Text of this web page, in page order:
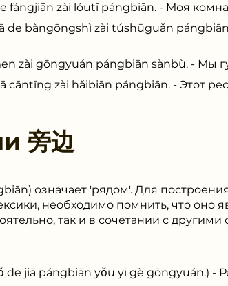
fángjiān zài lóutī pángbiān. - Моя
de bàngōngshì zài túshūguǎn
zài gōngyuán pángbiān sànbù. - Мы
cāntīng zài hǎibiān pángbiān. - Этот
旁边
означает 'рядом'. Для
необходимо помнить, что оно
так и в сочетании с другими
de jiā pángbiān yǒu yī gè gōngyuán.)